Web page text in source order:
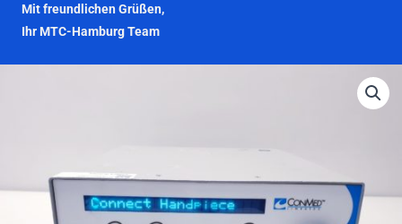
Mit freundlichen Grüßen,
Ihr MTC-Hamburg Team